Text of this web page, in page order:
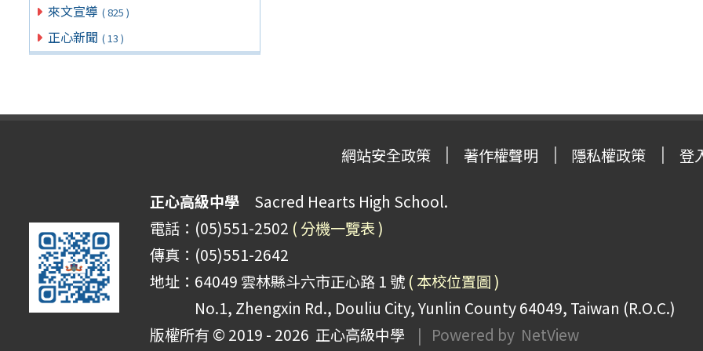
來文宣導 ( 825 )
正心新聞 ( 13 )
網站安全政策 著作權聲明 隱私權政策 登
正心高級中學Sacred Hearts High School.
電話：(05)551-2502 ( 分機一覽表 )
傳真：(05)551-2642
地址：64049 雲林縣斗六市正心路 1 號 ( 本校位置圖 )
No.1, Zhengxin Rd., Douliu City, Yunlin County 64049, Taiwan (R.O.C.)
版權所有 © 2019 - 2026 正心高級中學 | Powered by NetView